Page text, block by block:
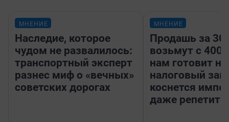
МНЕНИЕ
Наследие, которое
чудом не развалилось:
транспортный эксперт
разнес миф о «вечных»
советских дорогах
МНЕНИЕ
Продашь за
возьмут с
нам готовит
налоговый
коснется
даже